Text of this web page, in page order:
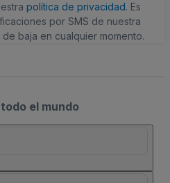
política de privacidad. Es
por SMS de nuestra
baja en cualquier momento.
el mundo